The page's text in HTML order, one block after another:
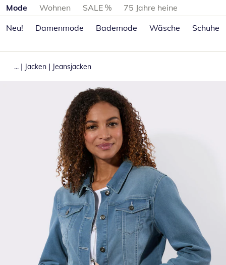
Produktkategorien überspringen
Mode Wohnen SALE %
75 Jahre heine
Neu!
Damenmode Bademode Wäsche Schuhe
... | Jacken | Jeansjacken